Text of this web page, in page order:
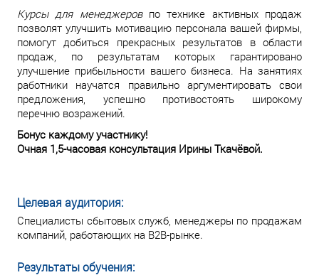
Курсы для менеджеровпо технике активных продаж
позволят улучшить мотивацию персонала вашей фирмы,
помогут добиться прекрасных результатов в области
продаж, по результатам которых гарантировано
улучшение прибыльности вашего бизнеса. На занятиях
работники научатся правильно аргументировать свои
предложения, успешно противостоять широкому
перечню возражений.
Бонус каждому участнику!
Очная 1,5-часовая консультация Ирины Ткачёвой.
Целевая аудитория:
Специалисты сбытовых служб, менеджеры по продажам
компаний, работающих на В2В-рынке.
Результаты обучения: